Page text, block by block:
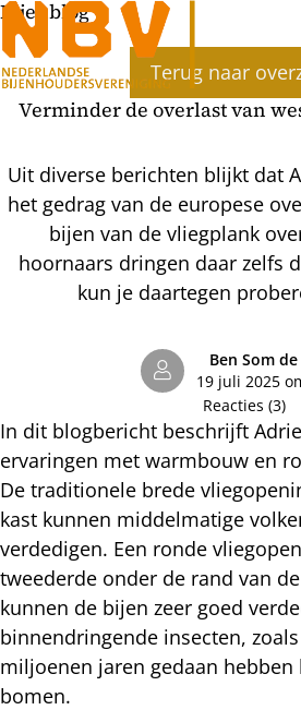
Bijenblog
Terug naar
Verminder de overlast van
Uit diverse berichten blijkt dat
het gedrag van de europese
bijen van de vliegplank
hoornaars dringen daar zelfs
kun je daartegen
Ben Som
19 juli 2025
Reacties (3)
In dit blogbericht beschrijft
ervaringen met warmbouw en
De traditionele brede
kast kunnen middelmatige
verdedigen. Een ronde
tweederde onder de rand van
kunnen de bijen zeer goed
binnendringende insecten,
miljoenen jaren gedaan
bomen.